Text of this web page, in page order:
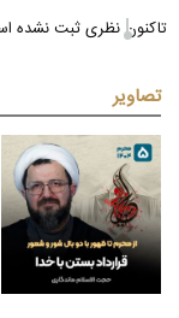
تاکنون نظری ثبت نشده
تصاویر